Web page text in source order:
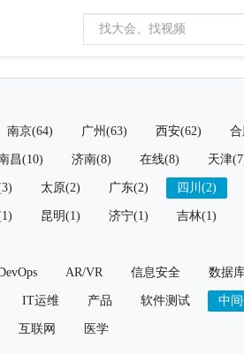
南京(64) 广州(63) 西安(62) 合
昌(10) 济南(8) 在线(8) 天津
太原(2) 广东(2) 四川(2)
昆明(1) 济宁(1) 吉林(1)
AR/VR 信息安全 数据
IT运维 产品 软件测试 中
互联网 医学